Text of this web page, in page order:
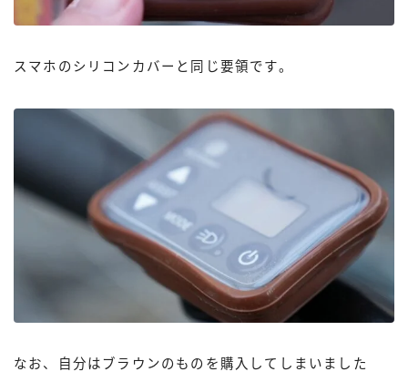
スマホのシリコンカバーと同じ要領です。
なお、自分はブラウンのものを購入してしまいました